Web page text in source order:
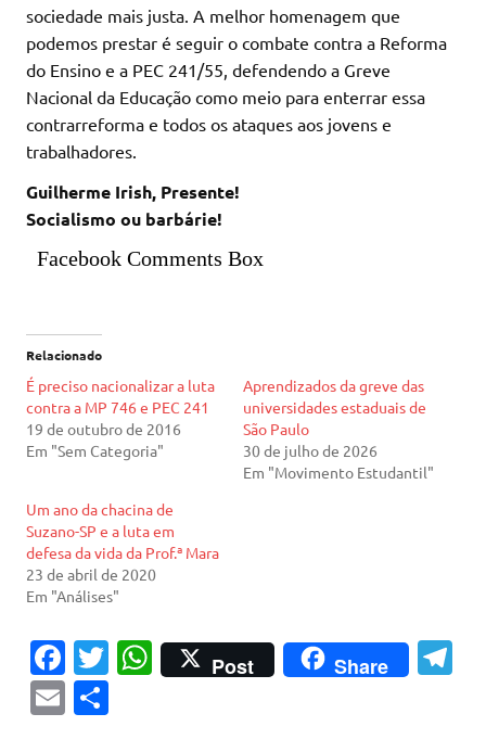
sociedade mais justa. A melhor homenagem que
podemos prestar é seguir o combate contra a Reforma
do Ensino e a PEC 241/55, defendendo a Greve
Nacional da Educação como meio para enterrar essa
contrarreforma e todos os ataques aos jovens e
trabalhadores.
Guilherme Irish, Presente!
Socialismo ou barbárie!
Facebook Comments Box
Relacionado
É preciso nacionalizar a luta
contra a MP 746 e PEC 241
19 de outubro de 2016
Em "Sem Categoria"
Aprendizados da greve das
universidades estaduais de
São Paulo
30 de julho de 2026
Em "Movimento Estudantil"
Um ano da chacina de
Suzano-SP e a luta em
defesa da vida da Prof.ª Mara
23 de abril de 2020
Em "Análises"
Fa
c
e
T
W
h
Post Share
E